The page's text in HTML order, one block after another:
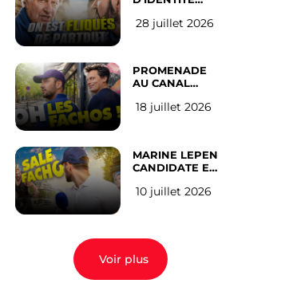
SUR LES
28 juillet 2026
PROMENADE
AU CANAL
(les gauchistes
18 juillet 2026
MARINE LEPEN
CANDIDATE EN
Parisiens
10 juillet 2026
Voir plus